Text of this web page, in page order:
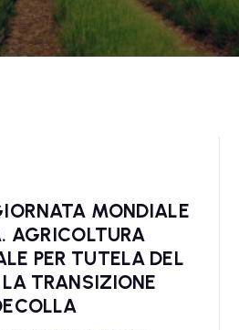
MONDIALE
AGRICOLTURA
PER TUTELA DEL
TRANSIZIONE